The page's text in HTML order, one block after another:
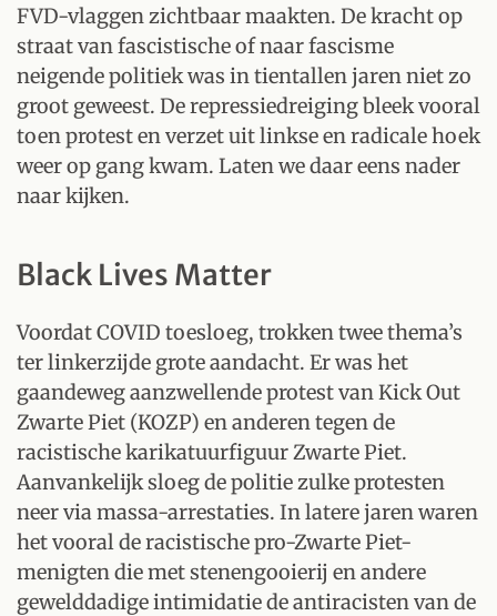
FVD-vlaggen zichtbaar maakten. De kracht op
straat van fascistische of naar fascisme
neigende politiek was in tientallen jaren niet zo
groot geweest. De repressiedreiging bleek vooral
toen protest en verzet uit linkse en radicale hoek
weer op gang kwam. Laten we daar eens nader
naar kijken.
Black Lives Matter
Voordat COVID toesloeg, trokken twee thema’s
ter linkerzijde grote aandacht. Er was het
gaandeweg aanzwellende protest van Kick Out
Zwarte Piet (KOZP) en anderen tegen de
racistische karikatuurfiguur Zwarte Piet.
Aanvankelijk sloeg de politie zulke protesten
neer via massa-arrestaties. In latere jaren waren
het vooral de racistische pro-Zwarte Piet-
menigten die met stenengooierij en andere
gewelddadige intimidatie de antiracisten van de